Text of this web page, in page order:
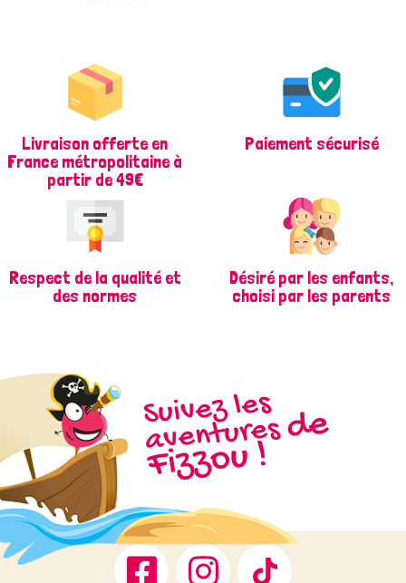
Livraison offerte en
France métropolitaine à
partir de 49€
Paiement sécurisé
Respect de la qualité et
des normes
Désiré par les enfants,
choisi par les parents
Facebook Instagram
Suivez les
aventuresd
e
Fizz
ou !